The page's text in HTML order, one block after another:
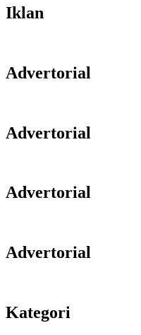
Iklan
Advertorial
Advertorial
Advertorial
Advertorial
Kategori